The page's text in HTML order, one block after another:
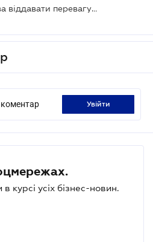
Місцева рада не має права віддавати перевагу одному із заявників в процесі відведення землі
увійти
курсі усіх бізнес-новин.